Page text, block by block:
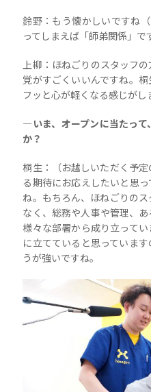
鈴野：もう懐かしいですね
ってしまえば「師弟関係」で
上柳：ほねごりのスタッフ
覚がすごくいいんですね。桐
フッと心が軽くなる感じがし
―いま、オープンに当たって
か？
桐生：（お越しいただく予
る期待にお応えしたいと思
ね。もちろん、ほねごりの
なく、総務や人事や管理、
様々な部署から成り立って
に立てていると思っていま
うが強いですね。